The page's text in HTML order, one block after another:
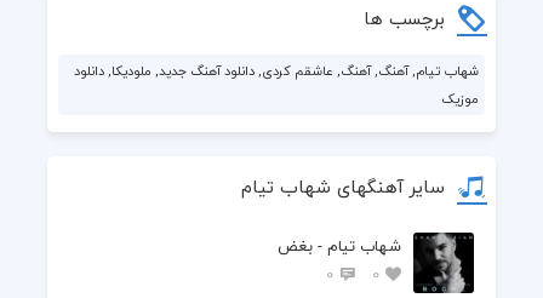
برچسب ها
شهاب تیام, آهنگ, آهنگ, عاشقم کردی, دانلود آهنگ جدید, ملودیکا, دانلود
موزیک
سایر آهنگهای شهاب تیام
شهاب تیام - بغض
0
0